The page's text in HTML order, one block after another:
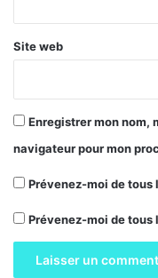
Site web
Enregistrer mon nom,
navigateur pour mon
Prévenez-moi de tous
Prévenez-moi de